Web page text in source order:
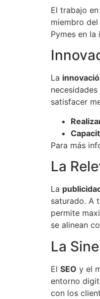
El trabajo
miembro
Pymes en
La
satisfacer
Para más
La
La
saturado. A
permite
se alinean
La
El SEO y el
entorno
con los